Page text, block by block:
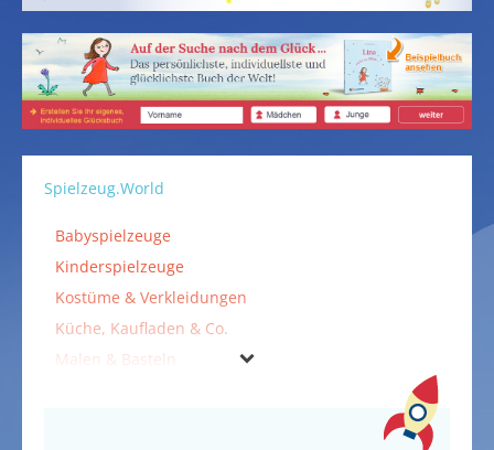
Spielzeug.World
Babyspielzeuge
Kinderspielzeuge
Kostüme & Verkleidungen
Küche, Kaufladen & Co.
Malen & Basteln